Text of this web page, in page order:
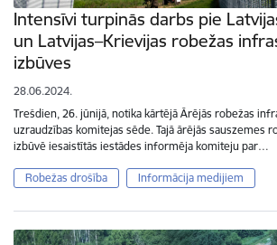
Intensīvi turpinās darbs pie
un Latvijas–Krievijas robežas
izbūves
28.06.2024.
Trešdien, 26. jūnijā, notika kārtējā Ārējās robežas
uzraudzības komitejas sēde. Tajā ārējās sauszemes
izbūvē iesaistītās iestādes informēja komiteju par…
Robežas drošība Informācija medijiem